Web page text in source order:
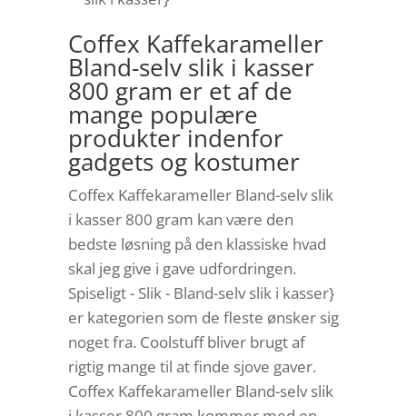
Coffex Kaffekarameller
Bland-selv slik i kasser
800 gram er et af de
mange populære
produkter indenfor
gadgets og kostumer
Coffex Kaffekarameller Bland-selv slik
i kasser 800 gram kan være den
bedste løsning på den klassiske hvad
skal jeg give i gave udfordringen.
Spiseligt - Slik - Bland-selv slik i kasser}
er kategorien som de fleste ønsker sig
noget fra. Coolstuff bliver brugt af
rigtig mange til at finde sjove gaver.
Coffex Kaffekarameller Bland-selv slik